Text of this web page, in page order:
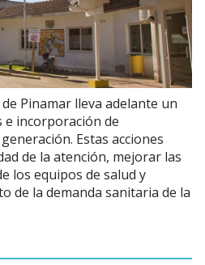
Pinamar lleva adelante un
e incorporación de
Estas acciones
de la atención, mejorar las
los equipos de salud y
de la demanda sanitaria de la